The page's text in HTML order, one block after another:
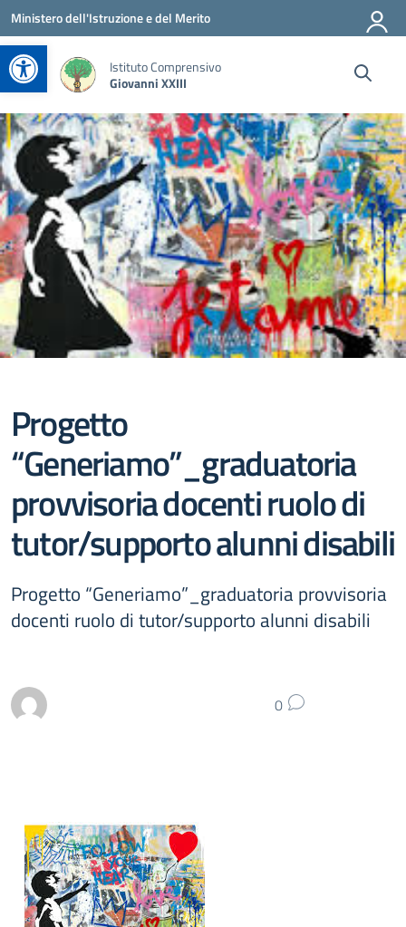
Apri la barra degli strumenti
Vai ai contenuti
Vai al menu di navigazione
Vai al footer
Ministero dell'Istruzione e del Merito
Istituto Comprensivo
Giovanni XXIII
Progetto
“Generiamo”_graduatoria
provvisoria docenti ruolo di
tutor/supporto alunni disabili
Progetto “Generiamo”_graduatoria provvisoria
docenti ruolo di tutor/supporto alunni disabili
0